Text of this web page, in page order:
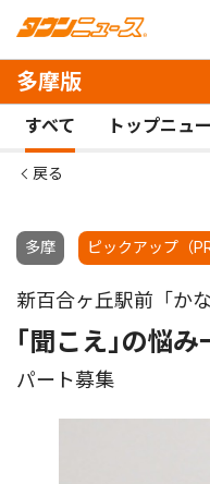
多摩版
すべて トップニュ
戻る
多摩 ピックアップ（PR
新百合ヶ丘駅前「か
｢聞こえ｣の悩
パート募集